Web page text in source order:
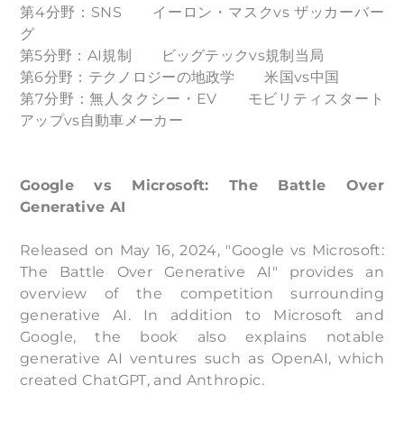
第4分野：SNS イーロン・マスクvs ザッカーバー
グ
第5分野：AI規制 ビッグテックvs規制当局
第6分野：テクノロジーの地政学 米国vs中国
第7分野：無人タクシー・EV モビリティスタート
アップvs自動車メーカー
Google vs Microsoft: The Battle Over
Generative AI
Released on May 16, 2024, "Google vs Microsoft:
The Battle Over Generative AI" provides an
overview of the competition surrounding
generative AI. In addition to Microsoft and
Google, the book also explains notable
generative AI ventures such as OpenAI, which
created ChatGPT, and Anthropic.